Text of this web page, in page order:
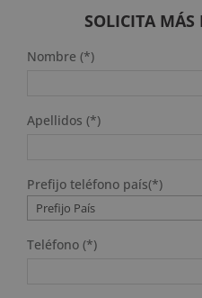
SOLICITA
Nombre (*)
Apellidos (*)
Prefijo teléfono país(*)
Teléfono (*)